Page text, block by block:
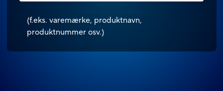
(f.eks. varemærke, produktnavn,
produktnummer osv.)